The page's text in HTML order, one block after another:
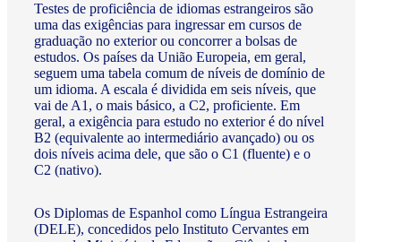
Testes de proficiência de idiomas estrangeiros são
uma das exigências para ingressar em cursos de
graduação no exterior ou concorrer a bolsas de
estudos. Os países da União Europeia, em geral,
seguem uma tabela comum de níveis de domínio de
um idioma. A escala é dividida em seis níveis, que
vai de A1, o mais básico, a C2, proficiente. Em
geral, a exigência para estudo no exterior é do nível
B2 (equivalente ao intermediário avançado) ou os
dois níveis acima dele, que são o C1 (fluente) e o
C2 (nativo).
Os Diplomas de Espanhol como Língua Estrangeira
(DELE), concedidos pelo Instituto Cervantes em